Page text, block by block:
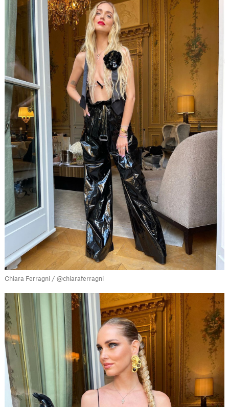
Chiara Ferragni / @chiaraferragni